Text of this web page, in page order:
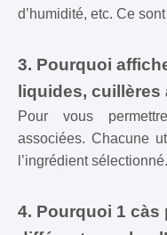
d’humidité, etc. Ce
3. Pourquoi
liquides, cuillères
Pour vous
associées. Chacune
l’ingrédient sélectionné.
4. Pourquoi 1 càs